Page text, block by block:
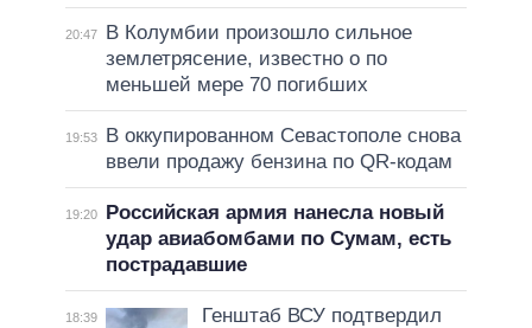
20:47
В Колумбии произошло сильное
землетрясение, известно о по
меньшей мере 70 погибших
19:53
В оккупированном Севастополе снова
ввели продажу бензина по QR-кодам
19:20
Российская армия нанесла новый
удар авиабомбами по Сумам, есть
пострадавшие
18:39
Генштаб ВСУ подтвердил